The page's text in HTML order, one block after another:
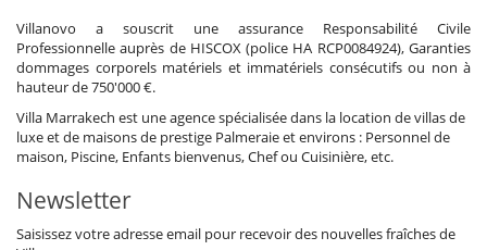
Villanovo a souscrit une assurance Responsabilité Civile
Professionnelle auprès de HISCOX (police HA RCP0084924), Garanties
dommages corporels matériels et immatériels consécutifs ou non à
hauteur de 750'000 €.
Villa Marrakech est une agence spécialisée dans la location de villas de
luxe et de maisons de prestige Palmeraie et environs : Personnel de
maison, Piscine, Enfants bienvenus, Chef ou Cuisinière, etc.
Newsletter
Saisissez votre adresse email pour recevoir des nouvelles fraîches de